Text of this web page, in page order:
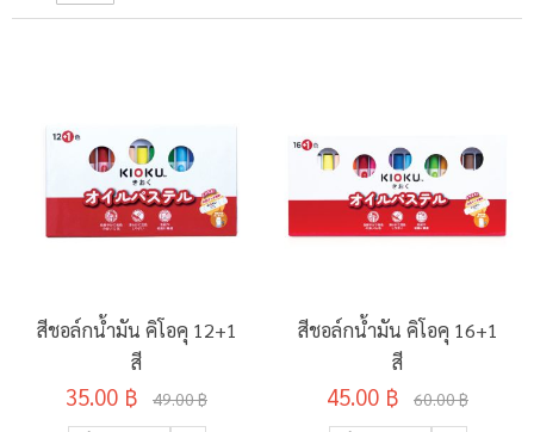
สีชอล์กน้ำมัน คิโอคุ 12+1
สี
35.00 ฿ 49.00 ฿
สีชอล์กน้ำมัน คิโอคุ 16+1
สี
45.00 ฿ 60.00 ฿